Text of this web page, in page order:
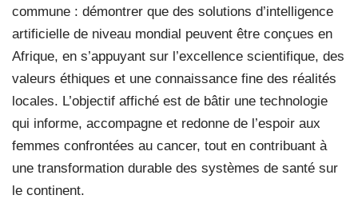
commune : démontrer que des solutions d’intelligence
artificielle de niveau mondial peuvent être conçues en
Afrique, en s’appuyant sur l’excellence scientifique, des
valeurs éthiques et une connaissance fine des réalités
locales. L’objectif affiché est de bâtir une technologie
qui informe, accompagne et redonne de l’espoir aux
femmes confrontées au cancer, tout en contribuant à
une transformation durable des systèmes de santé sur
le continent.